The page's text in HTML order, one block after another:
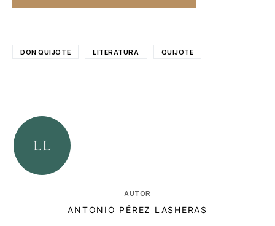
DON QUIJOTE LITERATURA QUIJOTE
AUTOR
ANTONIO PÉREZ LASHERAS